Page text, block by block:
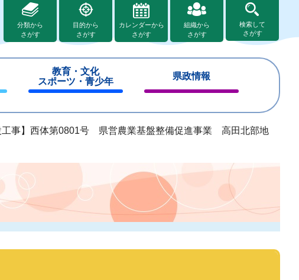
分類から
さがす
目的から
さがす
カレンダーから
さがす
組織から
さがす
検索して
さがす
教育・文化
スポーツ・青少年
じ
る
県政情報
じ
る
工事】西体第0801号 県営農業基盤整備促進事業 高田北部地